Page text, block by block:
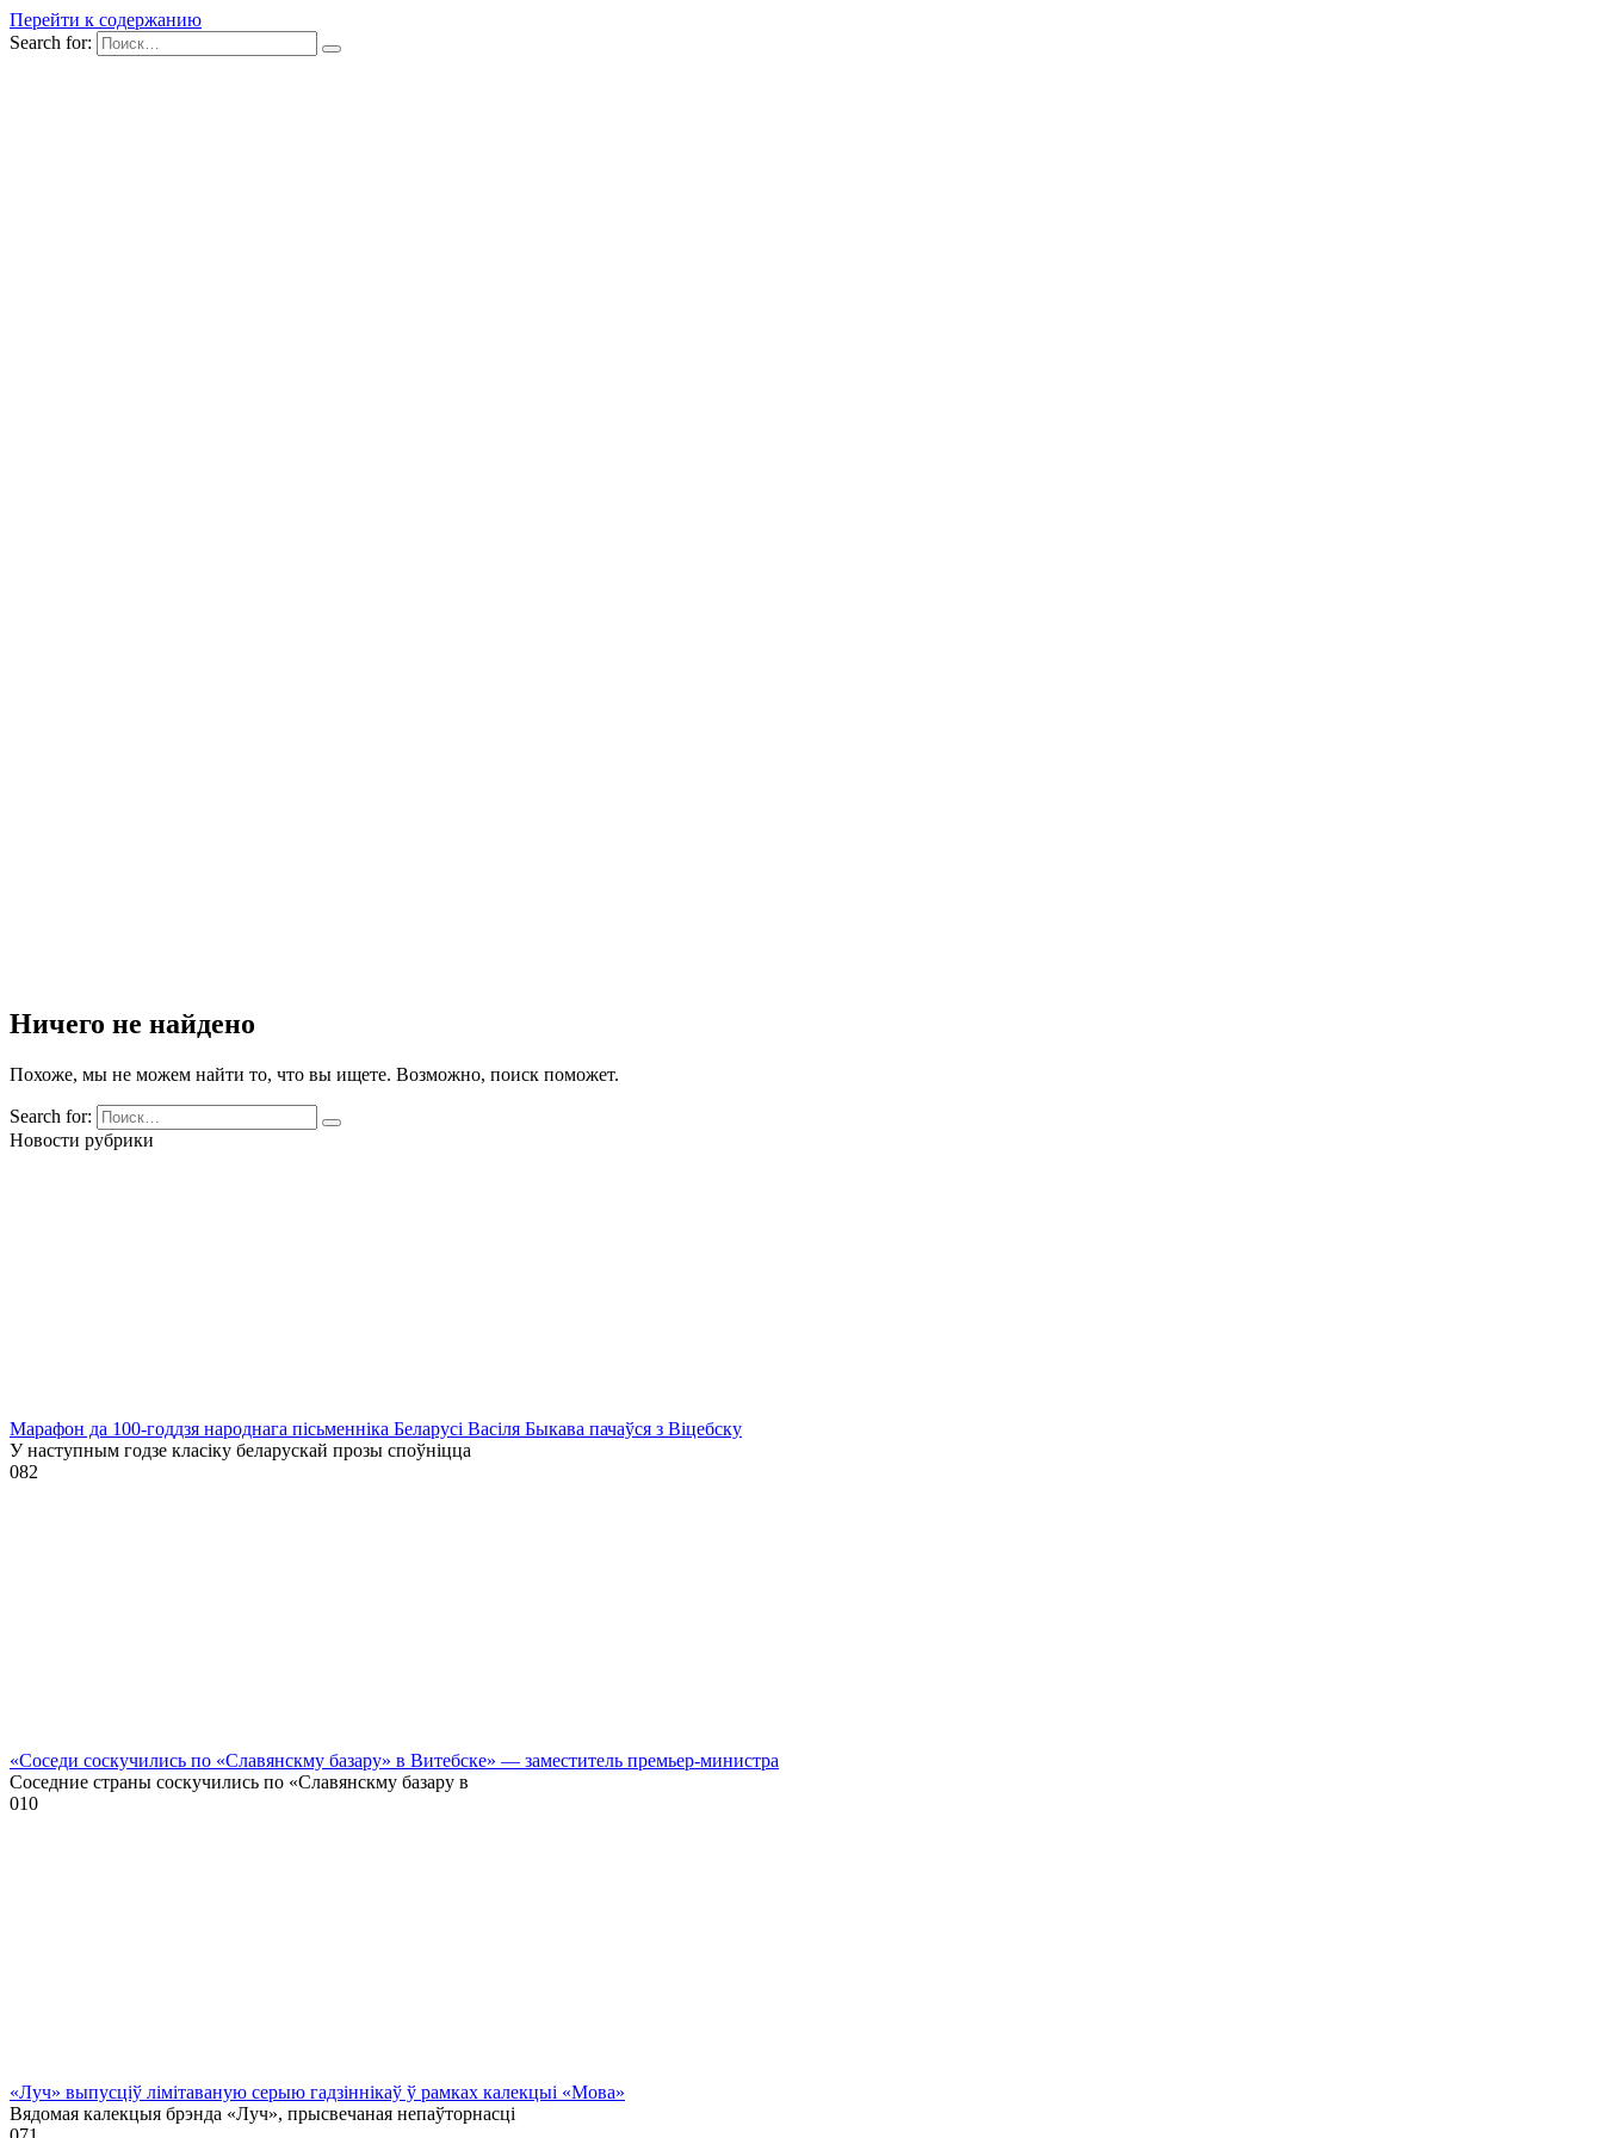
Перейти к содержанию
Search for:
Ничего не найдено
Похоже, мы не можем найти то, что вы ищете. Возможно, поиск поможет.
Search for:
Новости рубрики
Марафон да 100-годдзя народнага пісьменніка Беларусі Васіля Быкава пачаўся з Віцебску
У наступным годзе класіку беларускай прозы споўніцца
082
«Соседи соскучились по «Славянскму базару» в Витебске» — заместитель премьер-министра
Соседние страны соскучились по «Славянскму базару в
010
«Луч» выпусціў лiмiтаваную серыю гадзіннікаў ў рамках калекцыі «Мова»
Вядомая калекцыя брэнда «Луч», прысвечаная непаўторнасці